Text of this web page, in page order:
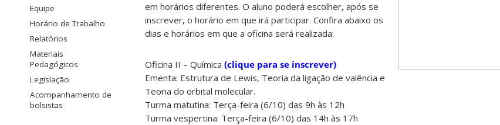
Equipe
Horário de Trabalho
Relatórios
Materiais
Pedagógicos
Legislação
Acompanhamento de
bolsistas
em horários diferentes. O aluno poderá escolher, após se
inscrever, o horário em que irá participar. Confira abaixo os
dias e horários em que a oficina será realizada:
Oficina II – Química (clique para se inscrever)
Ementa: Estrutura de Lewis, Teoria da ligação de valência e
Teoria do orbital molecular.
Turma matutina: Terça-feira (6/10) das 9h às 12h
Turma vespertina: Terça-feira (6/10) das 14h às 17h